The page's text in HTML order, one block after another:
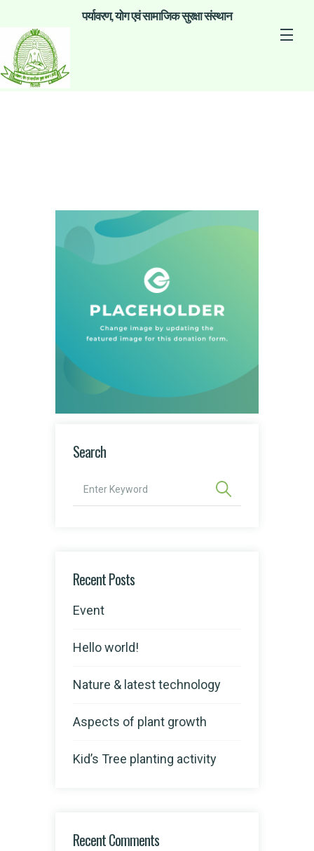
पर्यावरण, योग एवं सामाजिक सुरक्षा संस्थान
Search
Recent Posts
Event
Hello world!
Nature & latest technology
Aspects of plant growth
Kid’s Tree planting activity
Recent Comments